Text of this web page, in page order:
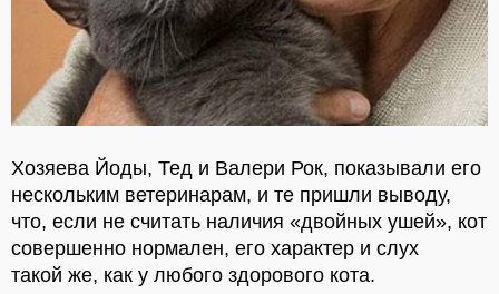
Хозяева Йоды, Тед и Валери Рок, показывали его
нескольким ветеринарам, и те пришли выводу,
что, если не считать наличия «двойных ушей», кот
совершенно нормален, его характер и слух
такой же, как у любого здорового кота.